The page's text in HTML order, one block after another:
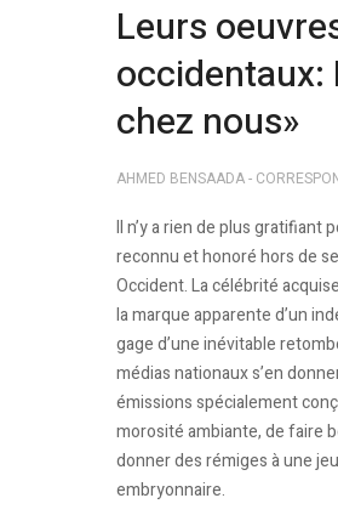
Leurs
occidentaux:
chez nous»
AHMED BENSAADA -
Il n’y a rien de plus gratifiant
reconnu et honoré hors de
Occident. La célébrité
la marque apparente d’un
gage d’une inévitable
médias nationaux s’en
émissions spécialement
morosité ambiante, de faire
donner des rémiges à une
embryonnaire.